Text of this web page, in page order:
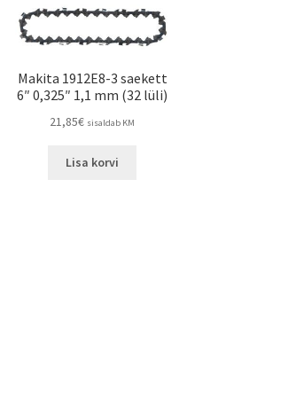
Makita 1912E8-3 saekett
6″ 0,325″ 1,1 mm (32 lüli)
21,85€ sisaldab KM
Lisa korvi